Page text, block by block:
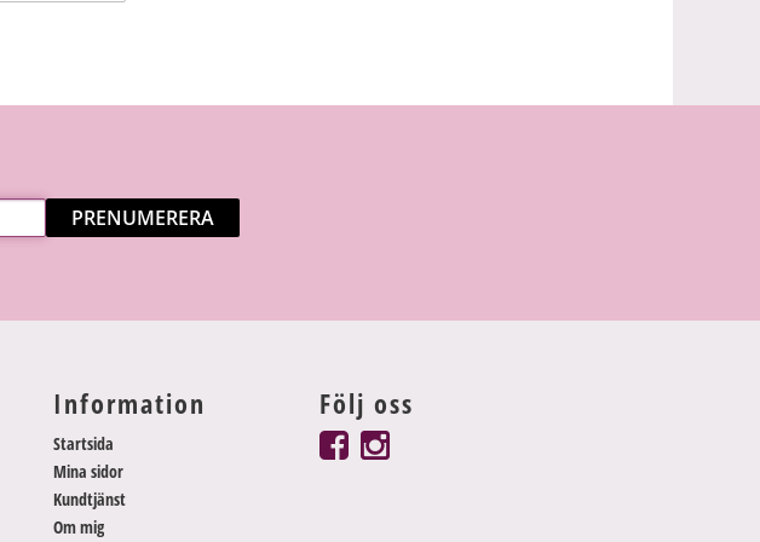
PRENUMERERA
Information
Startsida
Mina sidor
Kundtjänst
Om mig
Följ oss